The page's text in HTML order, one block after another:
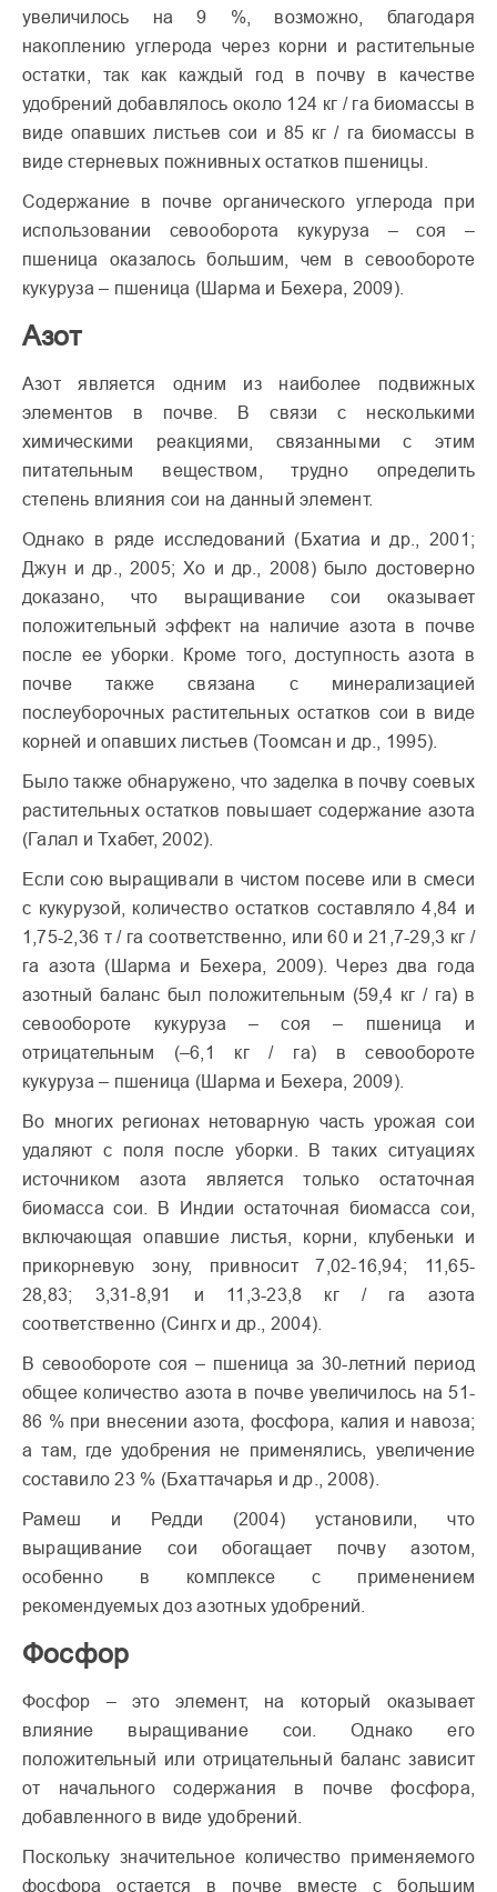
увеличилось на 9 %, возможно, благодаря
накоплению углерода через корни и растительные
остатки, так как каждый год в почву в качестве
удобрений добавлялось около 124 кг / га биомассы в
виде опавших листьев сои и 85 кг / га биомассы в
виде стерневых пожнивных остатков пшеницы.
Содержание в почве органического углерода при
использовании севооборота кукуруза – соя –
пшеница оказалось большим, чем в севообороте
кукуруза – пшеница (Шарма и Бехера, 2009).
Азот
Азот является одним из наиболее подвижных
элементов в почве. В связи с несколькими
химическими реакциями, связанными с этим
питательным веществом, трудно определить
степень влияния сои на данный элемент.
Однако в ряде исследований (Бхатиа и др., 2001;
Джун и др., 2005; Хо и др., 2008) было достоверно
доказано, что выращивание сои оказывает
положительный эффект на наличие азота в почве
после ее уборки. Кроме того, доступность азота в
почве также связана с минерализацией
послеуборочных растительных остатков сои в виде
корней и опавших листьев (Тоомсан и др., 1995).
Было также обнаружено, что заделка в почву соевых
растительных остатков повышает содержание азота
(Галал и Тхабет, 2002).
Если сою выращивали в чистом посеве или в смеси
с кукурузой, количество остатков составляло 4,84 и
1,75-2,36 т / га соответственно, или 60 и 21,7-29,3 кг /
га азота (Шарма и Бехера, 2009). Через два года
азотный баланс был положительным (59,4 кг / га) в
севообороте кукуруза – соя – пшеница и
отрицательным (–6,1 кг / га) в севообороте
кукуруза – пшеница (Шарма и Бехера, 2009).
Во многих регионах нетоварную часть урожая сои
удаляют с поля после уборки. В таких ситуациях
источником азота является только остаточная
биомасса сои. В Индии остаточная биомасса сои,
включающая опавшие листья, корни, клубеньки и
прикорневую зону, привносит 7,02-16,94; 11,65-
28,83; 3,31-8,91 и 11,3-23,8 кг / га азота
соответственно (Сингх и др., 2004).
В севообороте соя – пшеница за 30-летний период
общее количество азота в почве увеличилось на 51-
86 % при внесении азота, фосфора, калия и навоза;
а там, где удобрения не применялись, увеличение
составило 23 % (Бхаттачарья и др., 2008).
Рамеш и Редди (2004) установили, что
выращивание сои обогащает почву азотом,
особенно в комплексе с применением
рекомендуемых доз азотных удобрений.
Фосфор
Фосфор – это элемент, на который оказывает
влияние выращивание сои. Однако его
положительный или отрицательный баланс зависит
от начального содержания в почве фосфора,
добавленного в виде удобрений.
Поскольку значительное количество применяемого
фосфора остается в почве вместе с большим